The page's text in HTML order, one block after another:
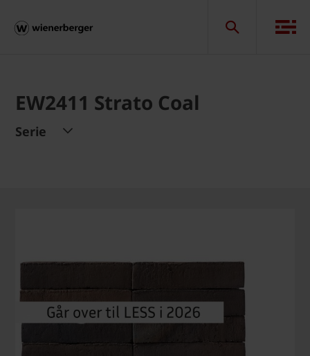
EW2411 Strato Coal
Serie